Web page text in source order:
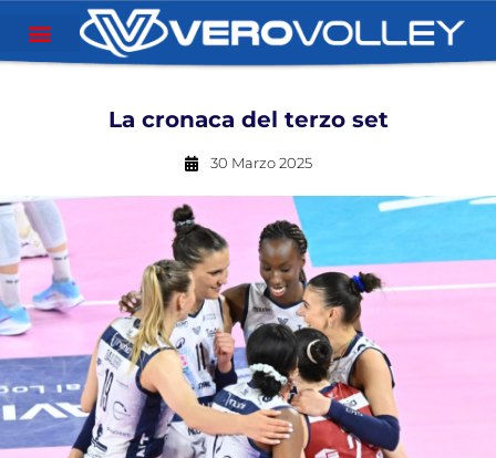
La cronaca del terzo set
30 Marzo 2025